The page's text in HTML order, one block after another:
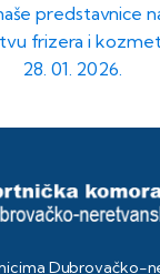
predstavnice
frizera i
28. 01. 2026.
Dubrovačko-